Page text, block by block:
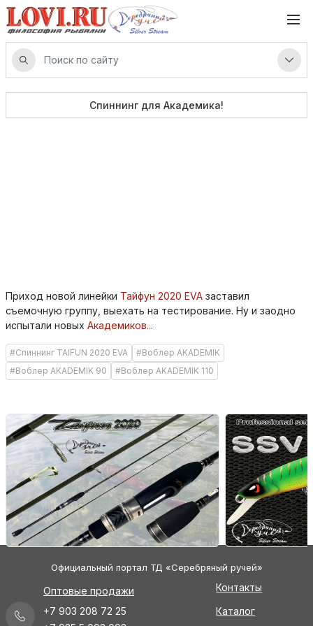
Спиннинг для Академика!
Приход новой линейки Тайфун 2020 EVA заставил
съемочную группу, выехать на тестирование. Ну и заодно
испытали новых Академиков...
#Спиннинг TAIFUN 2020 EVA
#Воблер AKADEMIK
#Воблер AKADEMIK 90
#Воблер AKADEMIK 110
Официальный портал ТД «Серебряный ручей»
Оптовые продажи
+7 903 208 72 25
Контакты
Каталог